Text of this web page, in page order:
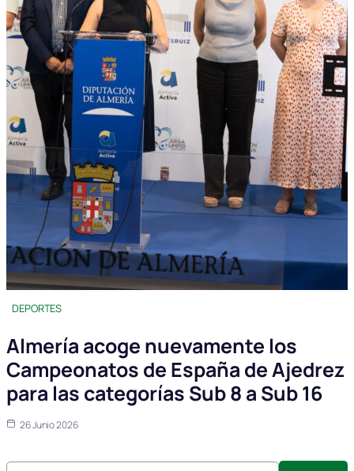
DEPORTES
Almería acoge nuevamente los
Campeonatos de España de Ajedrez
para las categorías Sub 8 a Sub 16
26 Junio 2026